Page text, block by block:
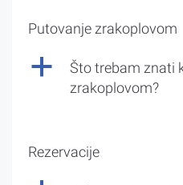
Putovanje zrakoplovom
a
Što trebam znati
zrakoplovom?
Rezervacije